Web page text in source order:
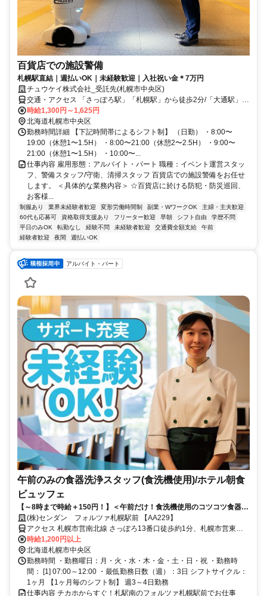
百貨店での施設警備
札幌駅直結｜週払いOK｜未経験歓迎｜入社祝い金＊7万円
チュウケイ株式会社_受託先(札幌市中央区)
交通・アクセス 「さっぽろ駅」「札幌駅」から徒歩2分/「大通駅」か
ら徒歩10分
時給1,300円～1,625円
北海道札幌市中央区
勤務時間詳細 【下記時間帯によるシフト制】 （⽇勤） ・8:00〜
19:00（休憩1〜1.5H） ・8:00〜21:00（休憩2〜2.5H） ・9:00〜
21:00（休憩1〜1.5H） ・10:00〜...
仕事内容 雇用形態：アルバイト・パート 職種：イベント運営スタッ
フ、警備スタッフ/守衛、清掃スタッフ 百貨店での施設警備をお任せ
します。 ＜具体的な業務内容＞ ☆百貨店に於ける防犯・防災巡回、
お客様...
制服あり 業界未経験者歓迎 変形労働時間制 副業・WワークOK
主婦・主夫歓迎
60代も応募可
資格取得支援あり フリーター歓迎 早朝 シフト自由
学歴不問
平日のみOK
転勤なし 経験不問 未経験者歓迎 交通費全額支給
午前
経験者歓迎
夜間 週払いOK
アルバイト・パート
午前のみの食器洗浄スタッフ(食洗機使用)/ホテル朝食
ビュッフェ
【～8時まで時給＋150円！】＜午前だけ！食洗機使用のコツコツ食器洗
浄スタッフ＞午後は自分の時間に◎ムリなく続けやすいお仕事
(株)センダン フォルツァ札幌駅前 【AA229】
アクセス 札幌市営南北線 さっぽろ13番口徒歩約1分、札幌市営東豊
線 さっぽろ13番口徒歩約1分、連絡バス 札幌徒歩約3分 「地下鉄さっ
ぽろ駅」24番出口(エレベーターあり)より徒歩約2分
時給1,200円以上
北海道札幌市中央区
勤務時間 ・勤務曜日：月・火・水・木・金・土・日・祝 ・勤務時
間： [1] 07:00～12:00 ・最低勤務日数（週）：3日 シフトサイクル：
1ヶ月 【1ヶ月毎のシフト制】 週3～4日勤務
仕事内容 チカホからすぐ！札駅南のフォルツァ札幌駅前でお仕事